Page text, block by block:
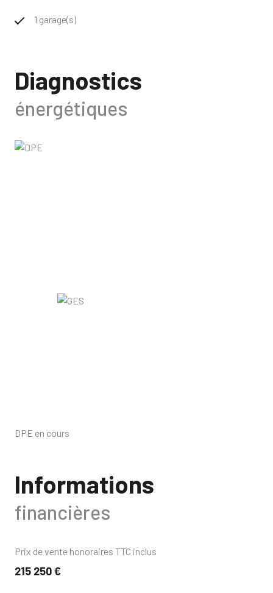
1 garage(s)
Diagnostics
énergétiques
DPE en cours
Informations
financières
Prix de vente honoraires TTC inclus
215 250 €